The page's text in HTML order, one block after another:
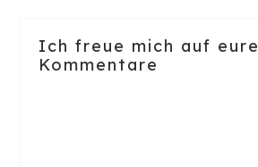
Ich freue mich auf eure
Kommentare